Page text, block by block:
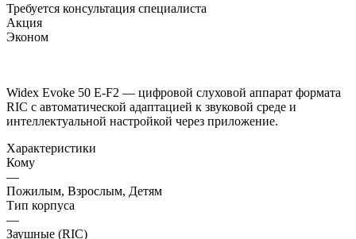
Требуется консультация специалиста
Акция
Эконом
Widex Evoke 50 E-F2 — цифровой слуховой аппарат формата
RIC с автоматической адаптацией к звуковой среде и
интеллектуальной настройкой через приложение.
Характеристики
Кому
—
Пожилым, Взрослым, Детям
Тип корпуса
—
Заушные (RIC)